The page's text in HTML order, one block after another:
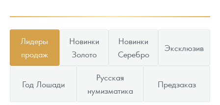
Лидеры
продаж
Новинки
Золото
Новинки
Серебро
Эксклюзив
Год Лошади
Русская
нумизматика
Предзаказ